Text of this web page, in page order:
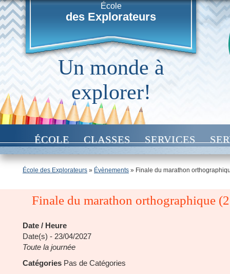
École
des Explorateurs
Un monde à
explorer!
ÉCOLE CLASSES SERVICES
École des Explorateurs » Évènements » Finale du marathon
Finale du marathon orthographique
Date / Heure
Date(s) - 23/04/2027
Toute la journée
Catégories Pas de Catégories